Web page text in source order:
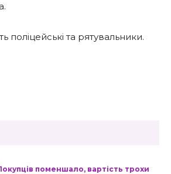
поліцейські та рятувальники.
поменшало, вартість трохи